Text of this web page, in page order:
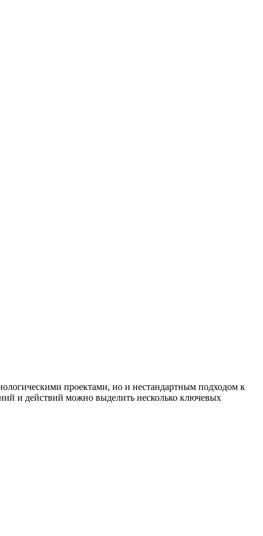
проектами, но и нестандартным подходом к
и действий можно выделить несколько ключевых